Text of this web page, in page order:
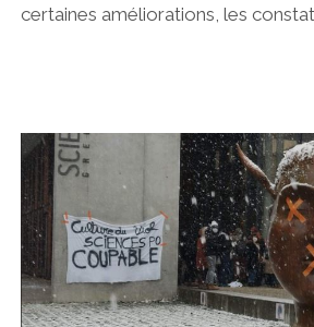
certaines améliorations, les